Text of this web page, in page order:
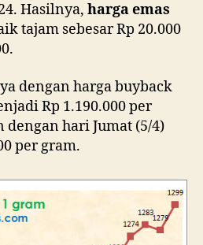
Hasilnya, harga emas
tajam sebesar Rp 20.000
dengan harga buyback
Rp 1.190.000 per
hari Jumat (5/4)
per gram.